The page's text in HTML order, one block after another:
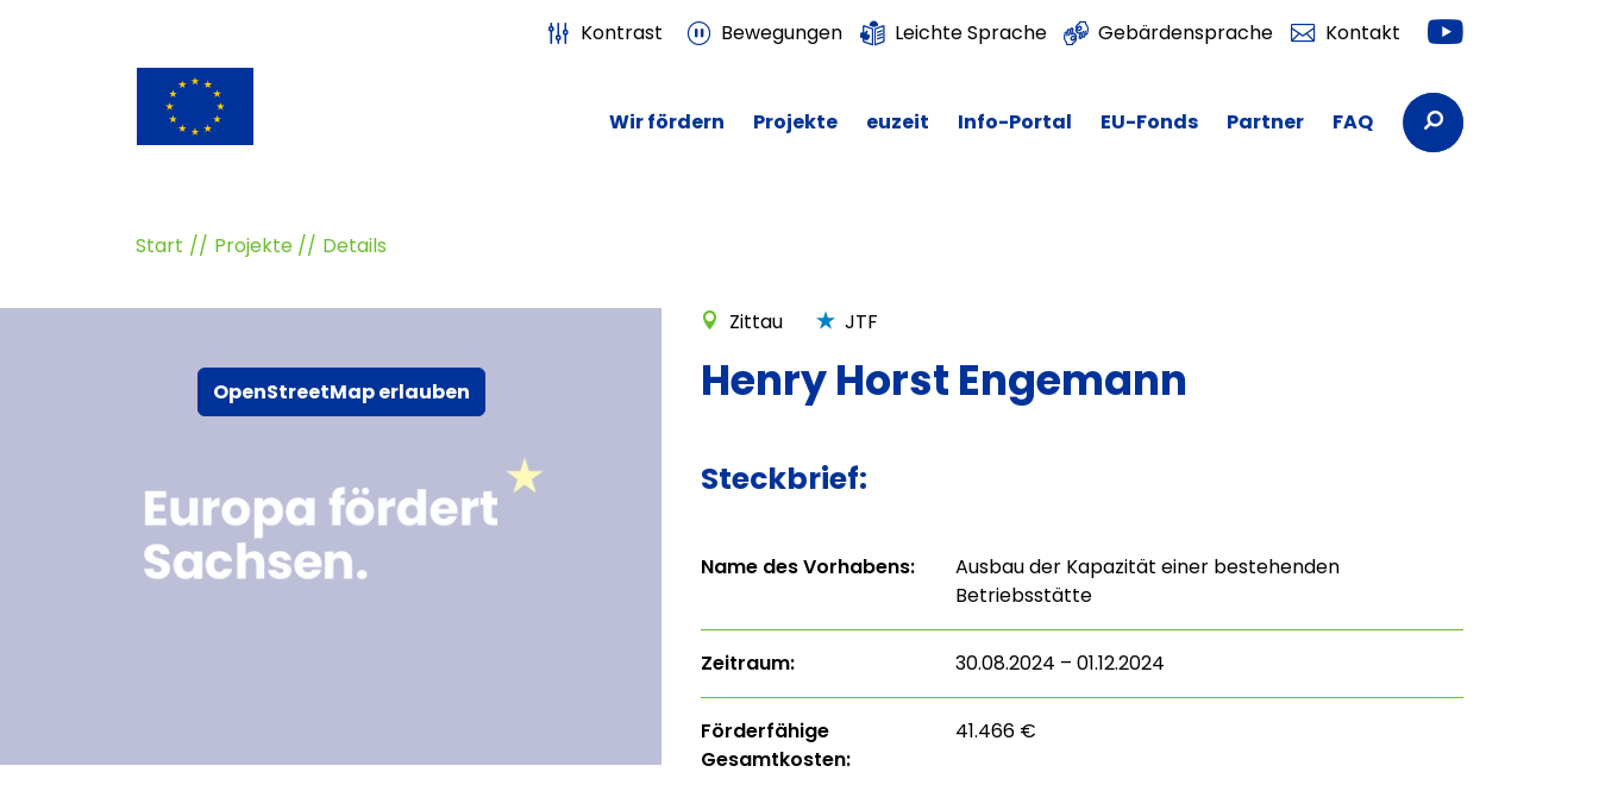
Kontrast Bewegungen Leichte Sprache Gebärdensprache Kontakt Youtube
Wir fördern Projekte euzeit Info-Portal EU-Fonds Partner FAQ Suchbegriffe
Start Projekte Details
OpenStreetMap erlauben
Zittau JTF
Henry Horst Engemann
Steckbrief:
Name des Vorhabens:
Ausbau der Kapazität einer bestehenden
Betriebsstätte
Zeitraum: 30.08.2024 – 01.12.2024
Förderfähige
Gesamtkosten:
41.466 €